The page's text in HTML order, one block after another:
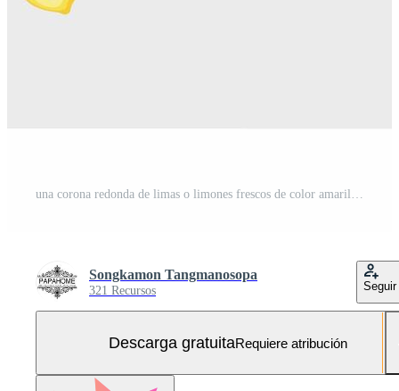
una corona redonda de limas o limones frescos de color amarillo dulce y hojas de color verde pastel, muestra una sombra refleja, una imagen vectorial plana dibujada a mano. Vector Gratis y SVG Gratis
Songkamon Tangmanosopa
321 Recursos Seguir
Descarga gratuitaRequiere atribución